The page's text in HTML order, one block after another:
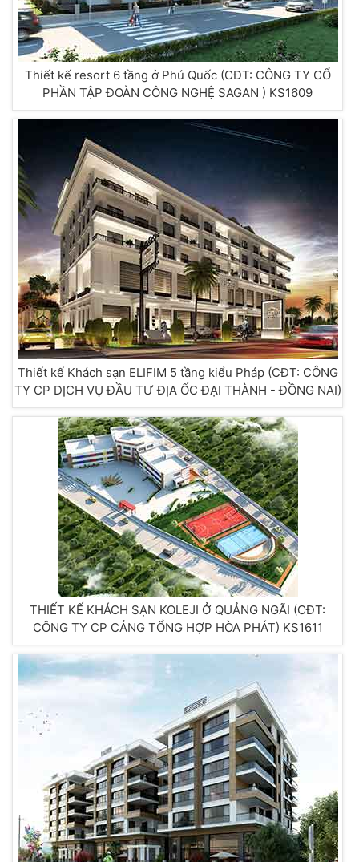
Thiết kế resort 6 tầng ở Phú Quốc (CĐT: CÔNG TY CỔ
PHẦN TẬP ĐOÀN CÔNG NGHỆ SAGAN ) KS1609
Thiết kế Khách sạn ELIFIM 5 tầng kiểu Pháp (CĐT: CÔNG
TY CP DỊCH VỤ ĐẦU TƯ ĐỊA ỐC ĐẠI THÀNH - ĐỒNG NAI)
KS1610
THIẾT KẾ KHÁCH SẠN KOLEJI Ở QUẢNG NGÃI (CĐT:
CÔNG TY CP CẢNG TỔNG HỢP HÒA PHÁT) KS1611